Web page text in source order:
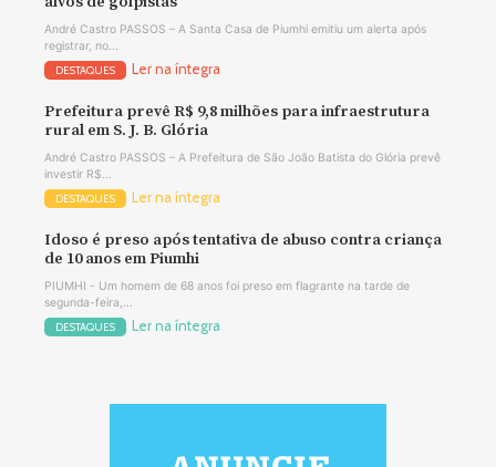
André Castro PASSOS – A Santa Casa de Piumhi emitiu um alerta após
registrar, no...
DESTAQUES Ler na íntegra
Prefeitura prevê R$ 9,8 milhões para infraestrutura
rural em S. J. B. Glória
André Castro PASSOS – A Prefeitura de São João Batista do Glória prevê
investir R$...
DESTAQUES Ler na íntegra
Idoso é preso após tentativa de abuso contra criança
de 10 anos em Piumhi
PIUMHI - Um homem de 68 anos foi preso em flagrante na tarde de
segunda-feira,...
DESTAQUES Ler na íntegra